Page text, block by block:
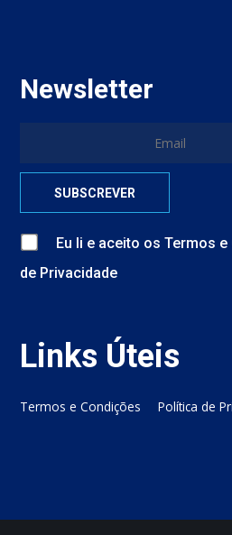
Newsletter
Eu li e aceito osTermos e
de Privacidade
Links Úteis
Termos e Condições Política de